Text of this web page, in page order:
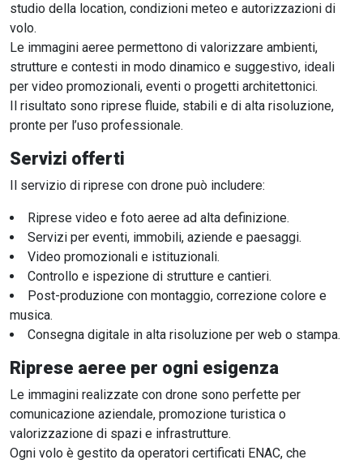
studio della location, condizioni meteo e autorizzazioni di
volo.
Le immagini aeree permettono di valorizzare ambienti,
strutture e contesti in modo dinamico e suggestivo, ideali
per video promozionali, eventi o progetti architettonici.
Il risultato sono riprese fluide, stabili e di alta risoluzione,
pronte per l’uso professionale.
Servizi offerti
Il servizio di riprese con drone può includere:
Riprese video e foto aeree ad alta definizione.
Servizi per eventi, immobili, aziende e paesaggi.
Video promozionali e istituzionali.
Controllo e ispezione di strutture e cantieri.
Post-produzione con montaggio, correzione colore e
musica.
Consegna digitale in alta risoluzione per web o stampa.
Riprese aeree per ogni esigenza
Le immagini realizzate con drone sono perfette per
comunicazione aziendale, promozione turistica o
valorizzazione di spazi e infrastrutture.
Ogni volo è gestito da operatori certificati ENAC, che